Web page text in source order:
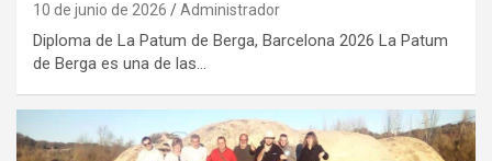
10 de junio de 2026 Administrador
Diploma de La Patum de Berga, Barcelona 2026 La Patum
de Berga es una de las…